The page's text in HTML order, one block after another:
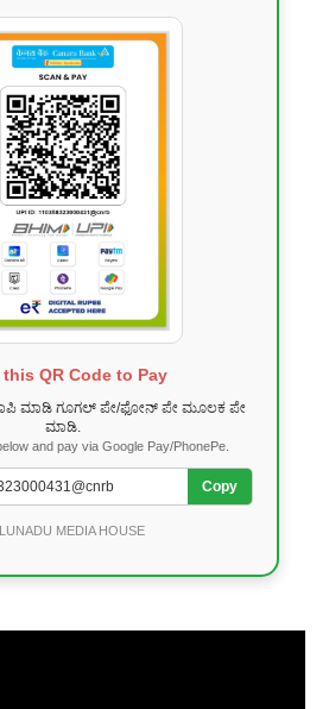
this QR Code to Pay
ಮಾಡಿ ಗೂಗಲ್ ಪೇ/ಫೋನ್ ಪೇ ಮೂಲಕ ಪೇ
ಮಾಡಿ.
and pay via Google Pay/PhonePe.
Copy
MEDIA HOUSE